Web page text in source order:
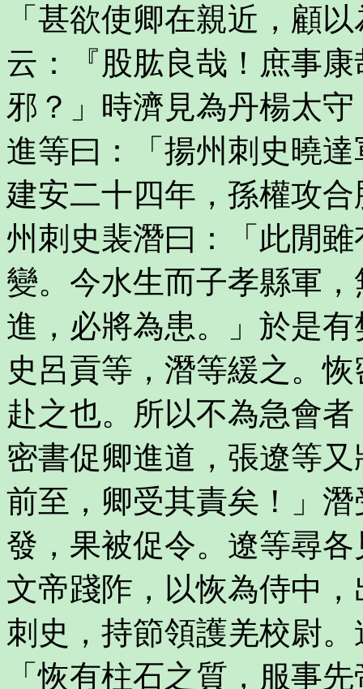
「甚欲使卿在親近，顧
云：『股肱良哉！庶事
邪？」時濟見為丹楊太
進等曰：「揚州刺史曉
建安二十四年，孫權攻
州刺史裴潛曰：「此閒
變。今水生而子孝縣軍
進，必將為患。」於是
史呂貢等，潛等緩之。
赴之也。所以不為急會
密書促卿進道，張遼等
前至，卿受其責矣！」
發，果被促令。遼等尋
文帝踐阼，以恢為侍中
刺史，持節領護羌校尉
「恢有柱石之質，服事